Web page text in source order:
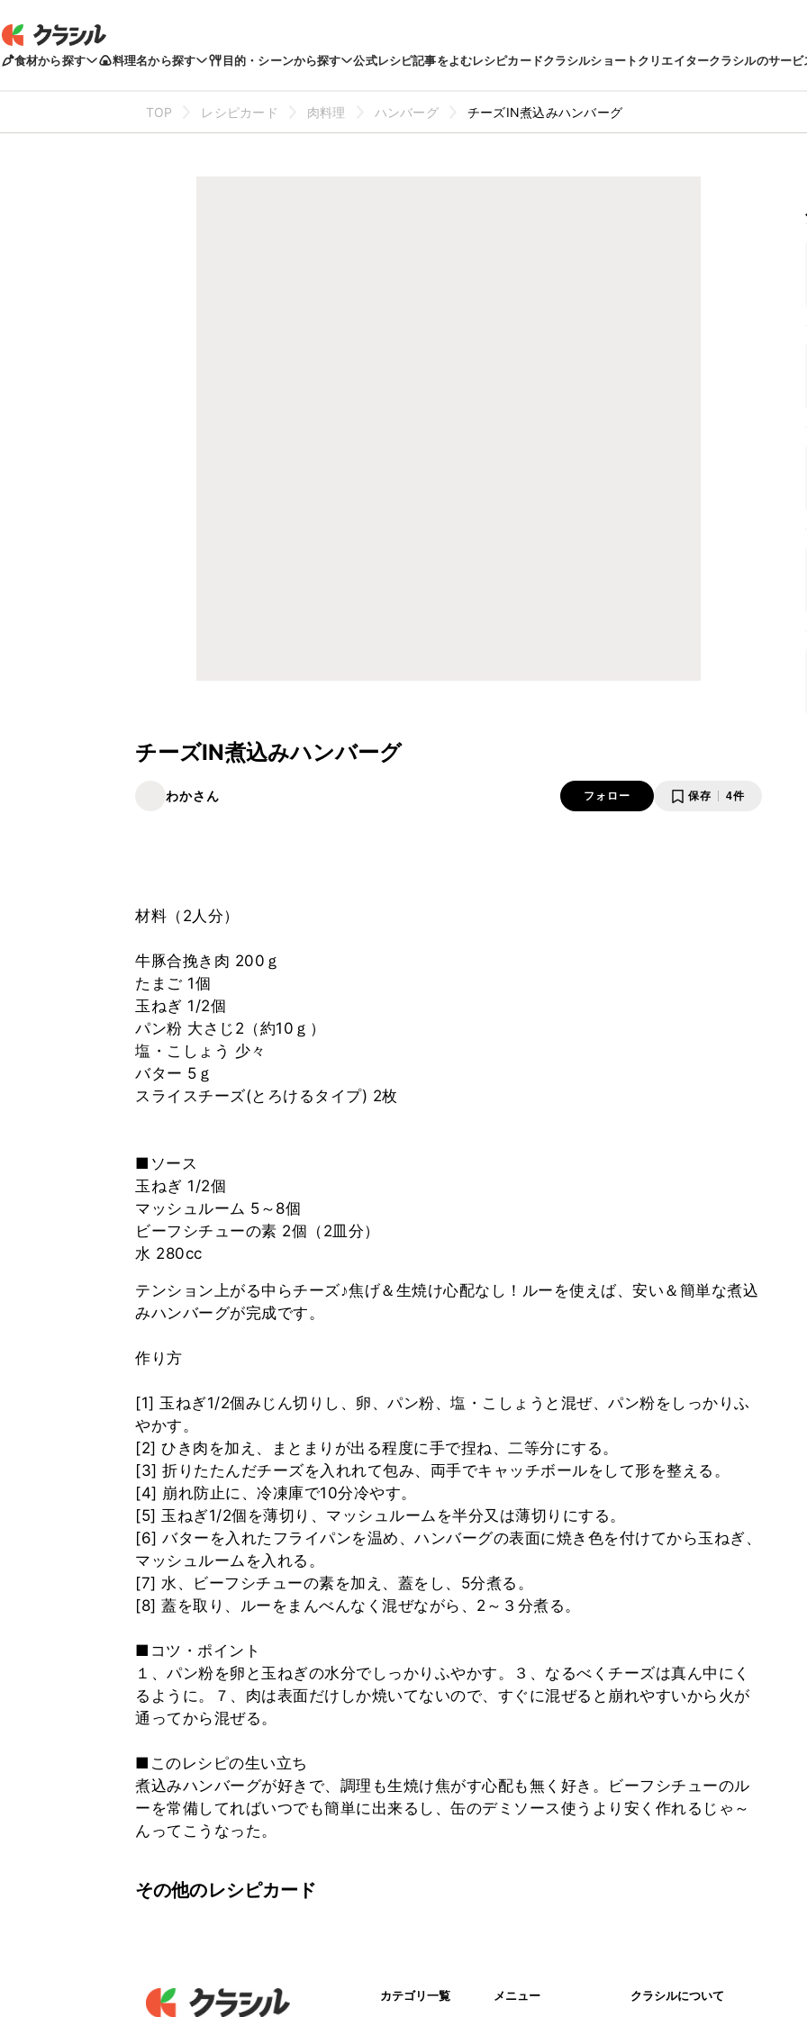
食材から探す 料理名から探す 目的・シーンから探す 公式レシピ記事をよむレシピカードクラシルショートクリエイタークラシルのサービ
TOP レシピカード 肉料理 ハンバーグ チーズIN煮込みハンバーグ
チーズIN煮込みハンバーグ
わかさん フォロー 保存 4件
材料（2人分）
牛豚合挽き肉 200ｇ
たまご 1個
玉ねぎ 1/2個
パン粉 大さじ2（約10ｇ）
塩・こしょう 少々
バター 5ｇ
スライスチーズ(とろけるタイプ) 2枚
■ソース
玉ねぎ 1/2個
マッシュルーム 5～8個
ビーフシチューの素 2個（2皿分）
テンション上がる中らチーズ♪焦げ＆生焼け心配なし！ルーを使えば、安い＆簡単な煮込
みハンバーグが完成です。
作り方
[1] 玉ねぎ1/2個みじん切りし、卵、パン粉、塩・こしょうと混ぜ、パン粉をしっかりふ
やかす。
[2] ひき肉を加え、まとまりが出る程度に手で捏ね、二等分にする。
[3] 折りたたんだチーズを入れれて包み、両手でキャッチボールをして形を整える。
[4] 崩れ防止に、冷凍庫で10分冷やす。
[5] 玉ねぎ1/2個を薄切り、マッシュルームを半分又は薄切りにする。
[6] バターを入れたフライパンを温め、ハンバーグの表面に焼き色を付けてから玉ねぎ、
マッシュルームを入れる。
[7] 水、ビーフシチューの素を加え、蓋をし、5分煮る。
[8] 蓋を取り、ルーをまんべんなく混ぜながら、2～３分煮る。
■コツ・ポイント
１、パン粉を卵と玉ねぎの水分でしっかりふやかす。３、なるべくチーズは真ん中にく
るように。７、肉は表面だけしか焼いてないので、すぐに混ぜると崩れやすいから火が
通ってから混ぜる。
■このレシピの生い立ち
煮込みハンバーグが好きで、調理も生焼け焦がす心配も無く好き。ビーフシチューのル
ーを常備してればいつでも簡単に出来るし、缶のデミソース使うより安く作れるじゃ～
んってこうなった。
その他のレシピカード
カテゴリ一覧 メニュー クラシルについて